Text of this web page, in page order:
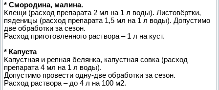
* Смородина, малина.
Клещи (расход препарата 2 мл на 1 л воды). Листовёртки,
пяденицы (расход препарата 1,5 мл на 1 л воды). Допустимо
две обработки за сезон.
Расход приготовленного раствора – 1 л на куст.
* Капуста
Капустная и репная белянка, капустная совка (расход
препарата 4 мл на 1 л воды).
Допустимо провести одну-две обработки за сезон.
Расход раствора – до 4 л на 100 м2.